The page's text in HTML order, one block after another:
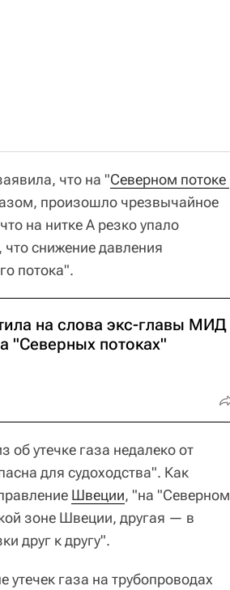
что на "Северном потоке
произошло чрезвычайное
на нитке А резко упало
снижение давления
потока".
на слова экс-главы МИД
"Северных потоках"
утечке газа недалеко от
для судоходства". Как
Швеции, "на "Северном
зоне Швеции, другая — в
друг к другу".
газа на трубопроводах